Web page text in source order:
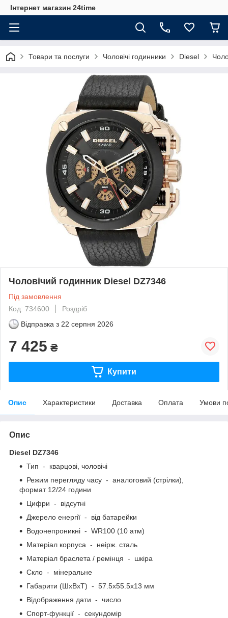
Інтернет магазин 24time
Товари та послуги Чоловічі годинники Diesel
Чоловічий годинник Diesel DZ7346
Під замовлення
Код: 734600
Роздріб
Відправка з 22 серпня 2026
7 425 ₴
Купити
Опис Характеристики Доставка Оплата Умови
Опис
Diesel DZ7346
Тип - кварцові, чоловічі
Режим перегляду часу - аналоговий (стрілки),
формат 12/24 години
Цифри - відсутні
Джерело енергії - від батарейки
Водонепроникні - WR100 (10 атм)
Матеріал корпуса - неірж. сталь
Матеріал браслета / ремінця - шкіра
Скло - мінеральне
Габарити (ШхВхТ) - 57.5x55.5x13 мм
Відображення дати - число
Спорт-функції - секундомір